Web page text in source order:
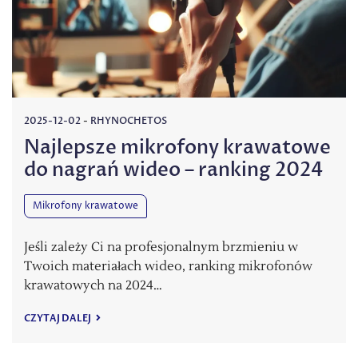
2025-12-02- RHYNOCHETOS
Najlepsze mikrofony krawatowe
do nagrań wideo – ranking 2024
Mikrofony krawatowe
Jeśli zależy Ci na profesjonalnym brzmieniu w
Twoich materiałach wideo, ranking mikrofonów
krawatowych na 2024…
CZYTAJ DALEJ